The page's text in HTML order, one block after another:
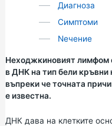
Диагноза
Симптоми
Nечение
Неходжкиновият лимфом
в ДНК на тип бели кръвни
въпреки че точната
е известна.
ДНК дава на клетките